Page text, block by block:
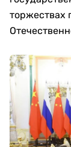
торжествах